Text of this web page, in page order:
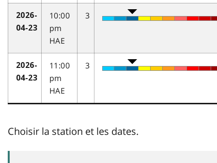
2026-
04-23
10:00
pm
HAE
3
2026-
04-23
11:00
pm
HAE
3
Choisir la station et les dates.